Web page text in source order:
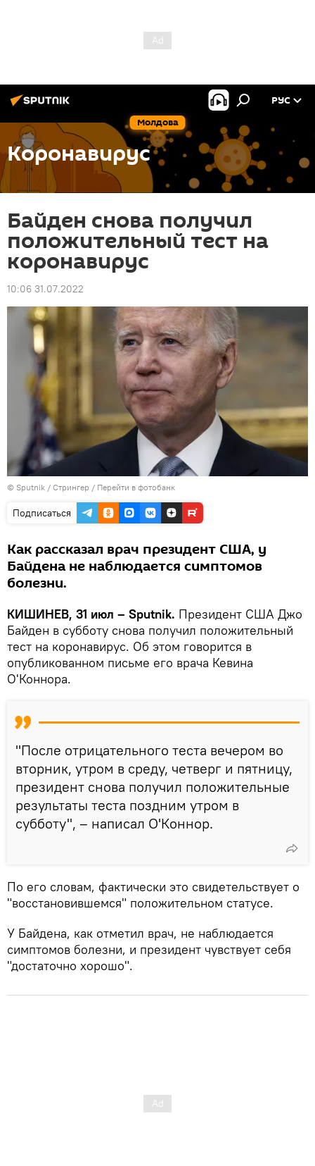
Молдова
РУС
Коронавирус
Байден снова получил
положительный тест на
коронавирус
10:06 31.07.2022
© Sputnik / Стрингер / Перейти в фотобанк
Подписаться
Как рассказал врач президент США, у
Байдена не наблюдается симптомов
болезни.
КИШИНЕВ, 31 июл – Sputnik. Президент США Джо
Байден в субботу снова получил положительный
тест на коронавирус. Об этом говорится в
опубликованном письме его врача Кевина
О'Коннора.
"После отрицательного теста вечером во
вторник, утром в среду, четверг и пятницу,
президент снова получил положительные
результаты теста поздним утром в
субботу", – написал О'Коннор.
По его словам, фактически это свидетельствует о
"восстановившемся" положительном статусе.
У Байдена, как отметил врач, не наблюдается
симптомов болезни, и президент чувствует себя
"достаточно хорошо".